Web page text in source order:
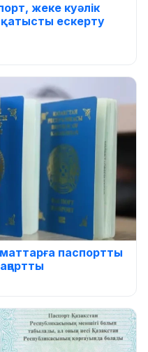
жеке куәлік
қатысты ескерту
паспортты